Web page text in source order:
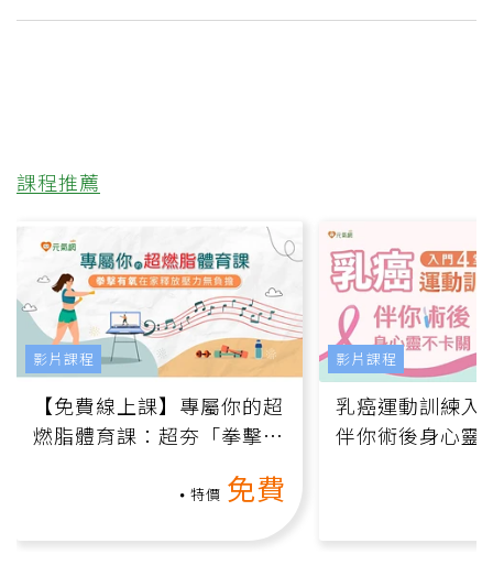
課程推薦
【免費線上課】專屬你的超
燃脂體育課：超夯「拳擊有
特價 免費
影片課程
乳癌運動訓練入
伴你術後身心靈
影片課程